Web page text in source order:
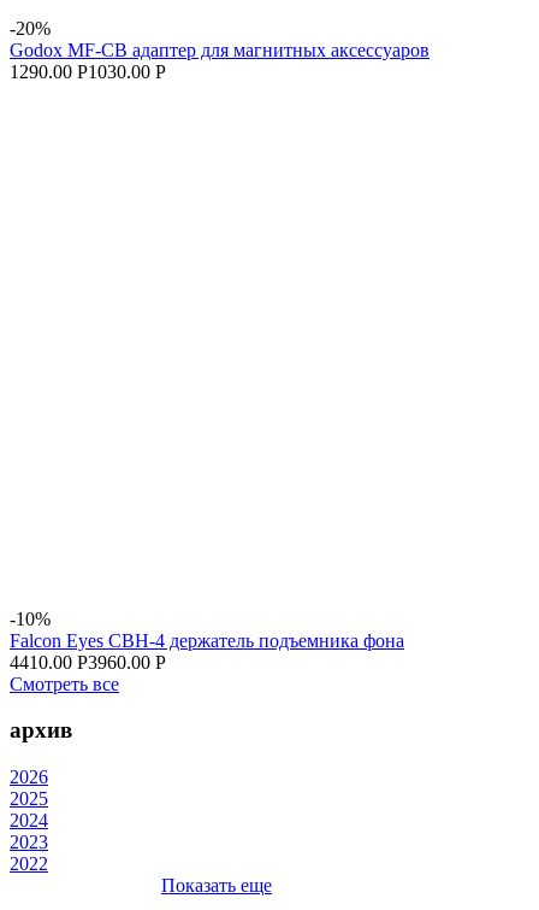
-20%
Godox MF-CB адаптер для магнитных аксессуаров
1290.00 Р1030.00 Р
-10%
Falcon Eyes CBH-4 держатель подъемника фона
4410.00 Р3960.00 Р
Смотреть все
архив
2026
2025
2024
2023
2022
Показать еще